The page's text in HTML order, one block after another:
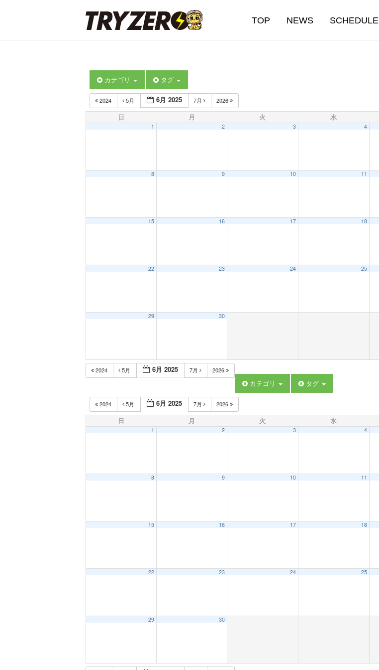
TOP NEWS SCHEDULE
カテゴリ タグ
2024 5月 6月 2025 7月 2026
日 月 火 水
1 2 3 4
8 9 10 11
15 16 17 18
22 23 24 25
29 30
2024 5月 6月 2025 7月 2026
カテゴリ タグ
2024 5月 6月 2025 7月 2026
日 月 火 水
1 2 3 4
8 9 10 11
15 16 17 18
22 23 24 25
29 30